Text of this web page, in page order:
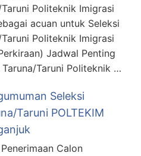
Politeknik Imigrasi
acuan untuk Seleksi
Politeknik Imigrasi
Jadwal Penting
Taruni Politeknik …
Seleksi
Taruni POLTEKIM
Calon